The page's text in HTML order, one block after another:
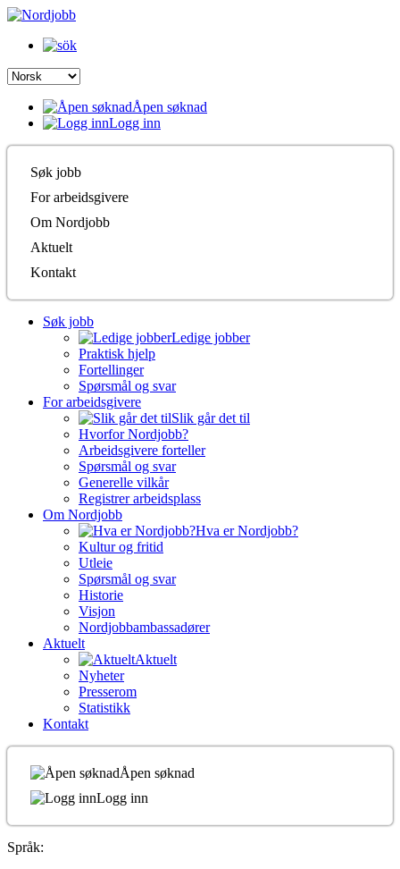
Åpen søknad
Logg inn
Søk jobb
For arbeidsgivere
Om Nordjobb
Aktuelt
Kontakt
Søk jobb
Ledige jobber
Praktisk hjelp
Fortellinger
Spørsmål og svar
For arbeidsgivere
Slik går det til
Hvorfor Nordjobb?
Arbeidsgivere forteller
Spørsmål og svar
Generelle vilkår
Registrer arbeidsplass
Om Nordjobb
Hva er Nordjobb?
Kultur og fritid
Utleie
Spørsmål og svar
Historie
Visjon
Nordjobbambassadører
Aktuelt
Aktuelt
Nyheter
Presserom
Statistikk
Kontakt
Åpen søknad
Logg inn
Språk: